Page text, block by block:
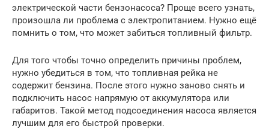
электрической части бензонасоса? Проще всего узнать,
произошла ли проблема с электропитанием. Нужно ещё
помнить о том, что может забиться топливный фильтр.
Для того чтобы точно определить причины проблем,
нужно убедиться в том, что топливная рейка не
содержит бензина. После этого нужно заново снять и
подключить насос напрямую от аккумулятора или
габаритов. Такой метод подсоединения насоса является
лучшим для его быстрой проверки.